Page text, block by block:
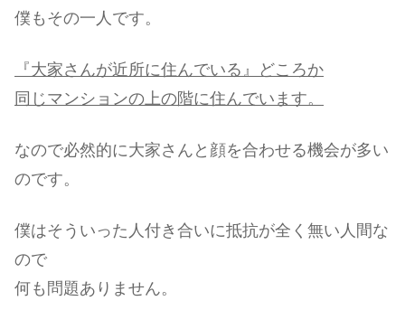
僕もその一人です。
『大家さんが近所に住んでいる』どころか
同じマンションの上の階に住んでいます。
なので必然的に大家さんと顔を合わせる機会が多い
のです。
僕はそういった人付き合いに抵抗が全く無い人間な
ので
何も問題ありません。